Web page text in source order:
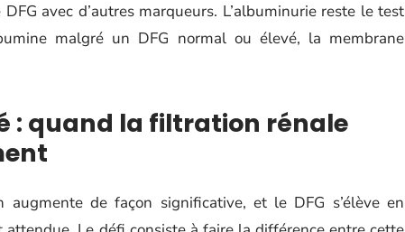
avec d’autres marqueurs. L’albuminurie reste le test
malgré un DFG normal ou élevé, la membrane
: quand la filtration rénale
de façon significative, et le DFG s’élève en